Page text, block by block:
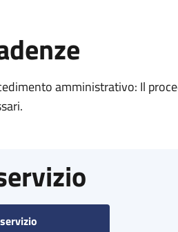
amministrativo: Il